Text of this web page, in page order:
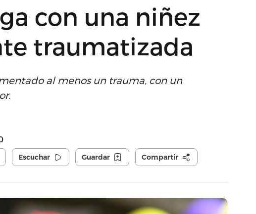
con una niñez
traumatizada
al menos un trauma, con un
Escuchar Guardar Compartir